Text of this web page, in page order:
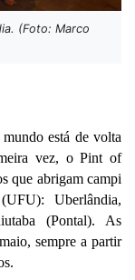
(Foto: Marco
está de volta
vez, o Pint of
que abrigam campi
Uberlândia,
(Pontal). As
sempre a partir